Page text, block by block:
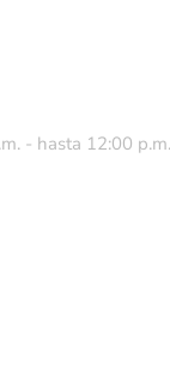
- hasta 12:00 p.m.